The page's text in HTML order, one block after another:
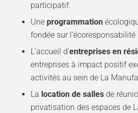
participatif.
Une programmation
fondée sur l’écoresponsabilité
L’accueil d’entreprises en
entreprises à impact positif
activités au sein de La
La location de sallesde
privatisation des espaces de